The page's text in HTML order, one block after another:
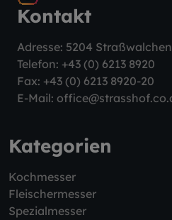
Kontakt
Adresse: 5204
Telefon: +43 (0) 6213 8920
Fax: +43 (0) 6213 8920-20
E-Mail:
Kategorien
Kochmesser
Fleischermesser
Spezialmesser